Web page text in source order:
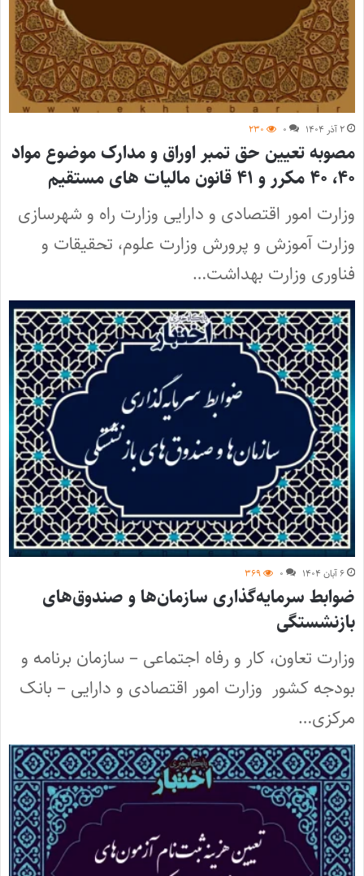
۲ آذر ۱۴۰۴ ۰ ۲۳۰
مصوبه تعیین حق تمبر اوراق و مدارک موضوع مواد
۴۰، ۴۰ مکرر و ۴۱ قانون مالیات های مستقیم
وزارت امور اقتصادی و دارایی وزارت راه و شهرسازی
وزارت آموزش و پرورش وزارت علوم، تحقیقات و
فناوری وزارت بهداشت…
۶ آبان ۱۴۰۴ ۰ ۳۶۹
ضوابط سرمایه‌گذاری سازمان‌ها و صندوق‌های
بازنشستگی
وزارت تعاون، کار و رفاه اجتماعی – سازمان برنامه و
بودجه کشور وزارت امور اقتصادی و دارایی – بانک
مرکزی…